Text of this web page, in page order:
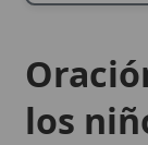
los